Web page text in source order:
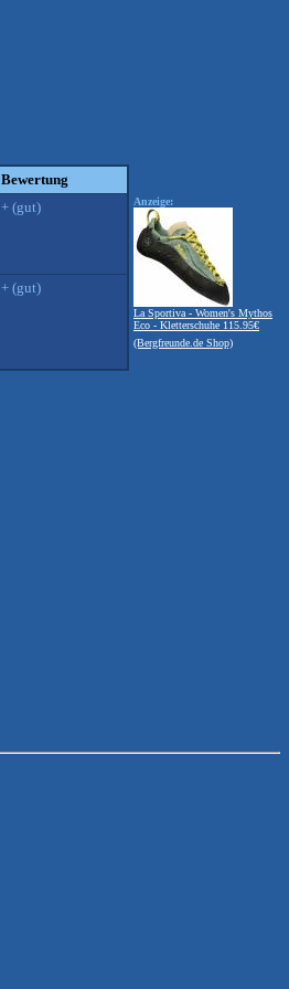
Bewertung
+ (gut)
+ (gut)
Anzeige:
La Sportiva - Women's Mythos
Eco - Kletterschuhe 115.95€
(Bergfreunde.de Shop)